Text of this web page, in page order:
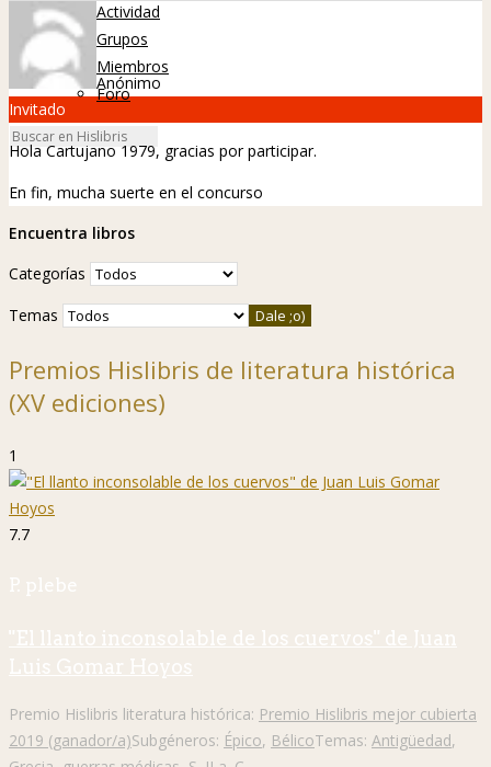
Actividad
Grupos
Miembros
Foro
Anónimo
Invitado
Hola Cartujano 1979, gracias por participar.
En fin, mucha suerte en el concurso
Encuentra libros
Categorías
Temas
Premios Hislibris de literatura histórica
(XV ediciones)
1
7.7
P. plebe
"El llanto inconsolable de los cuervos" de Juan
Luis Gomar Hoyos
Premio Hislibris literatura histórica: Premio Hislibris mejor cubierta
2019 (ganador/a)Subgéneros: Épico, BélicoTemas: Antigüedad,